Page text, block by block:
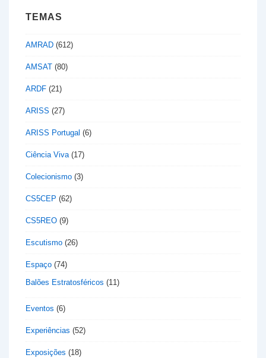
TEMAS
AMRAD (612)
AMSAT (80)
ARDF (21)
ARISS (27)
ARISS Portugal (6)
Ciência Viva(17)
Colecionismo (3)
CS5CEP (62)
CS5REO (9)
Escutismo (26)
Espaço (74)
Balões Estratosféricos (11)
Eventos (6)
Experiências (52)
Exposições (18)